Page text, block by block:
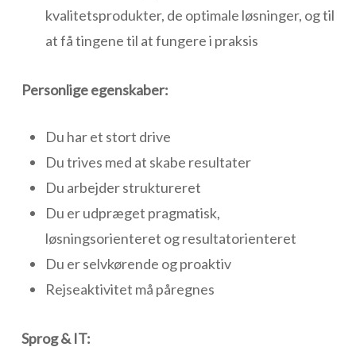
kvalitetsprodukter, de optimale løsninger, og til
at få tingene til at fungere i praksis
Personlige egenskaber:
Du har et stort drive
Du trives med at skabe resultater
Du arbejder struktureret
Du er udpræget pragmatisk,
løsningsorienteret og resultatorienteret
Du er selvkørende og proaktiv
Rejseaktivitet må påregnes
Sprog & IT: